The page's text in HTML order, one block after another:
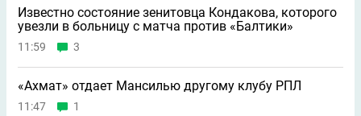
Известно состояние зенитовца Кондакова, которого
увезли в больницу с матча против «Балтики»
11:59 3
«Ахмат» отдает Мансилью другому клубу РПЛ
11:47 1